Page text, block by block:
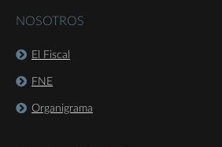
NOSOTROS
El Fiscal
FNE
Organigrama